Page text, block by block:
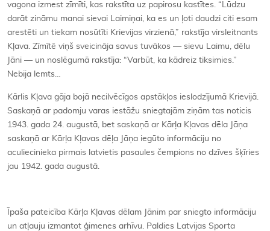
vagona izmest zīmīti, kas rakstīta uz papirosu kastītes. “Lūdzu
darāt zināmu manai sievai Laimiņai, ka es un ļoti daudzi citi esam
arestēti un tiekam nosūtīti Krievijas virzienā,” rakstīja virsleitnants
Kļava. Zīmītē viņš sveicināja savus tuvākos — sievu Laimu, dēlu
Jāni — un noslēgumā rakstīja: “Varbūt, ka kādreiz tiksimies.”
Nebija lemts…
Kārlis Kļava gāja bojā necilvēcīgos apstākļos ieslodzījumā Krievijā.
Saskaņā ar padomju varas iestāžu sniegtajām ziņām tas noticis
1943. gada 24. augustā, bet saskaņā ar Kārļa Kļavas dēla Jāņa
saskaņā ar Kārļa Kļavas dēļa Jāņa iegūto informāciju no
aculiecinieka pirmais latvietis pasaules čempions no dzīves šķīries
jau 1942. gada augustā.
Īpaša pateicība Kārļa Kļavas dēlam Jānim par sniegto informāciju
un atļauju izmantot ģimenes arhīvu. Paldies Latvijas Sporta